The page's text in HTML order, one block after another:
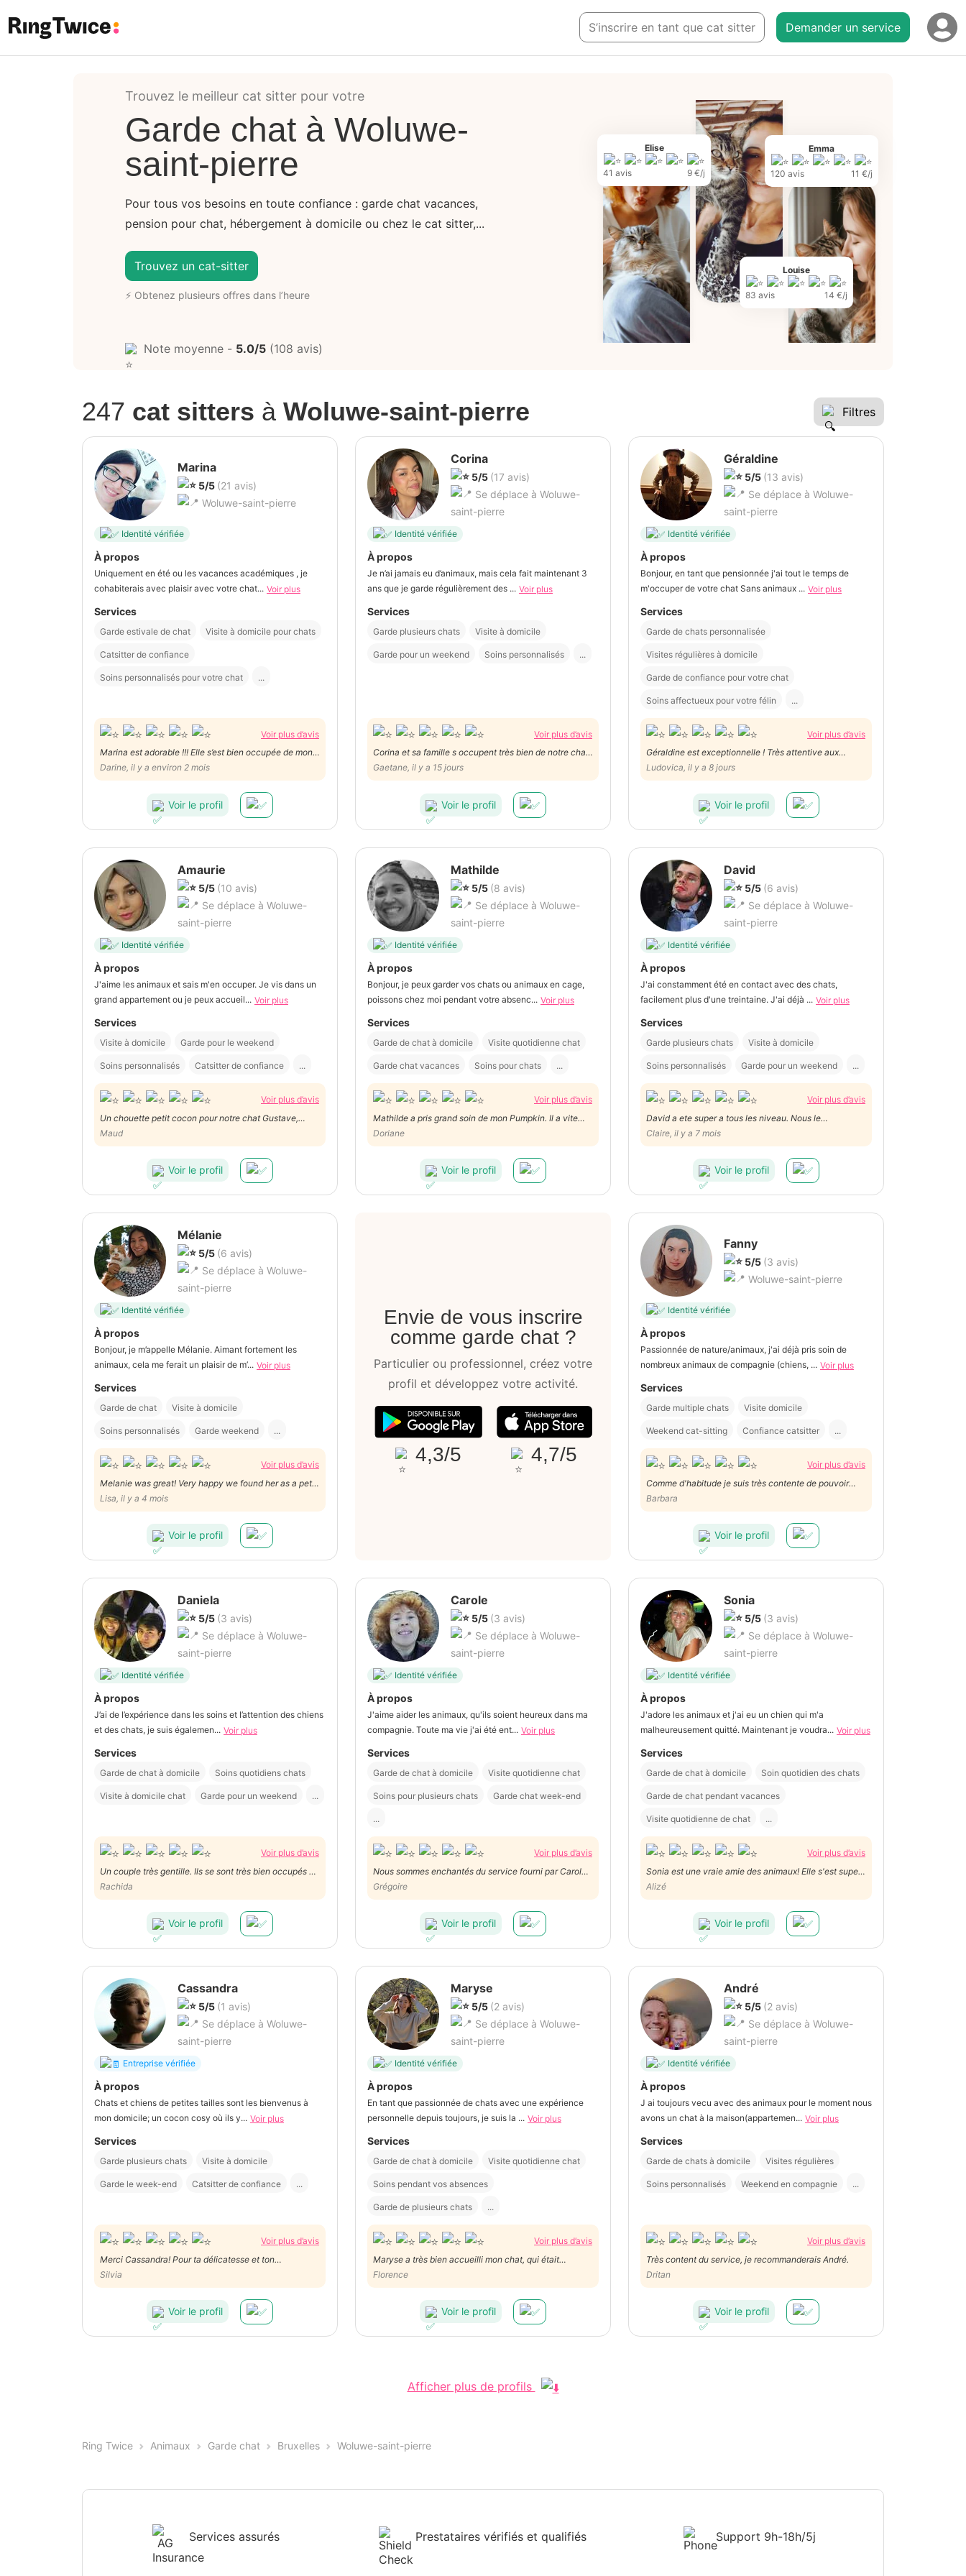
S’inscrire en tant que cat sitter Demander un service
Elise
41 avis 9 €/j
Louise
83 avis 14 €/j
Emma
120 avis 11 €/j
Trouvez le meilleur cat sitter pour votre
Garde chat à Woluwe-
saint-pierre
Pour tous vos besoins en toute confiance : garde chat vacances,
pension pour chat, hébergement à domicile ou chez le cat sitter,...
Trouvez un cat-sitter
⚡ Obtenez plusieurs offres dans l’heure
Note moyenne - 5.0/5 (108 avis)
247 cat sitters à Woluwe-saint-pierre Filtres
Marina
5/5 (21 avis)
Woluwe-saint-pierre
Identité vérifiée
À propos
Uniquement en été ou les vacances académiques , je
cohabiterais avec plaisir avec votre chat... Voir plus
Services
Garde estivale de chat Visite à domicile pour chats
Catsitter de confiance
Soins personnalisés pour votre chat ...
Voir plus d’avis
Marina est adorable !!! Elle s’est bien occupée de mon
chat, c’est comme si il était à l’hôtel. Encore merci
Marina. Je recommande à 100%.
Darine, il y a environ 2 mois
Voir le profil
Corina
5/5 (17 avis)
Se déplace à Woluwe-
saint-pierre
Identité vérifiée
À propos
Je n’ai jamais eu d’animaux, mais cela fait maintenant 3
ans que je garde régulièrement des ... Voir plus
Services
Garde plusieurs chats Visite à domicile
Garde pour un weekend Soins personnalisés ...
Voir plus d’avis
Corina et sa famille s occupent très bien de notre chat
âgé qui a besoin de beaucoup de caresses. Il reviendra
bientôt 😻
Gaetane, il y a 15 jours
Voir le profil
Géraldine
5/5 (13 avis)
Se déplace à Woluwe-
saint-pierre
Identité vérifiée
À propos
Bonjour, en tant que pensionnée j'ai tout le temps de
m'occuper de votre chat Sans animaux ... Voir plus
Services
Garde de chats personnalisée
Visites régulières à domicile
Garde de confiance pour votre chat
Soins affectueux pour votre félin ...
Voir plus d’avis
Géraldine est exceptionnelle ! Très attentive aux
besoin de mon chat, douce, fiable. On voit qu’elle aime
les chats et qu’elle s’en occupe avec beaucoup
Ludovica, il y a 8 jours
Voir le profil
Amaurie
5/5 (10 avis)
Se déplace à Woluwe-
saint-pierre
Identité vérifiée
À propos
J'aime les animaux et sais m'en occuper. Je vis dans un
grand appartement ou je peux accueil... Voir plus
Services
Visite à domicile Garde pour le weekend
Soins personnalisés Catsitter de confiance ...
Voir plus d’avis
Un chouette petit cocon pour notre chat Gustave,
Amaurie en a bien pris soin et nous la recommendons
chaleureusement.
Maud
Voir le profil
Mathilde
5/5 (8 avis)
Se déplace à Woluwe-
saint-pierre
Identité vérifiée
À propos
Bonjour, je peux garder vos chats ou animaux en cage,
poissons chez moi pendant votre absenc... Voir plus
Services
Garde de chat à domicile Visite quotidienne chat
Garde chat vacances Soins pour chats ...
Voir plus d’avis
Mathilde a pris grand soin de mon Pumpkin. Il a vite
trouvé ses repères et reçu sa dose journalière de
câlins. Mathilde m’a régulièrement envoyé de ses
nouvelles. Merci beaucoup 😊
Doriane
Voir le profil
David
5/5 (6 avis)
Se déplace à Woluwe-
saint-pierre
Identité vérifiée
À propos
J'ai constamment été en contact avec des chats,
facilement plus d'une treintaine. J'ai déjà ... Voir plus
Services
Garde plusieurs chats Visite à domicile
Soins personnalisés Garde pour un weekend ...
Voir plus d’avis
David a ete super a tous les niveau. Nous le
remercions!
Claire, il y a 7 mois
Voir le profil
Mélanie
5/5 (6 avis)
Se déplace à Woluwe-
saint-pierre
Identité vérifiée
À propos
Bonjour, je m’appelle Mélanie. Aimant fortement les
animaux, cela me ferait un plaisir de m’... Voir plus
Services
Garde de chat Visite à domicile
Soins personnalisés Garde weekend ...
Voir plus d’avis
Melanie was great! Very happy we found her as a pet
sitter, very patient and good with our cat who has to
take medication, absolutely would recommend ☺️🙏
Lisa, il y a 4 mois
Voir le profil
Envie de vous inscrire
comme garde chat ?
Particulier ou professionnel, créez votre
profil et développez votre activité.
4,3/5 4,7/5
Fanny
5/5 (3 avis)
Woluwe-saint-pierre
Identité vérifiée
À propos
Passionnée de nature/animaux, j'ai déjà pris soin de
nombreux animaux de compagnie (chiens, ... Voir plus
Services
Garde multiple chats Visite domicile
Weekend cat-sitting Confiance catsitter ...
Voir plus d’avis
Comme d'habitude je suis très contente de pouvoir
compter sur Fanny pour mes petits poilus quand je ne
suis pas la! Merci!!
Barbara
Voir le profil
Daniela
5/5 (3 avis)
Se déplace à Woluwe-
saint-pierre
Identité vérifiée
À propos
J’ai de l’expérience dans les soins et l’attention des chiens
et des chats, je suis égalemen... Voir plus
Services
Garde de chat à domicile Soins quotidiens chats
Visite à domicile chat Garde pour un weekend ...
Voir plus d’avis
Un couple très gentille. Ils se sont très bien occupés de
ma petite Luna. Ils envoient des vidéos et des photos,
nous tiennent au courant. Merci à Daniela et Joel
d'avoir pris soin de ma petite Luna 😊
Rachida
Voir le profil
Carole
5/5 (3 avis)
Se déplace à Woluwe-
saint-pierre
Identité vérifiée
À propos
J'aime aider les animaux, qu'ils soient heureux dans ma
compagnie. Toute ma vie j'ai été ent... Voir plus
Services
Garde de chat à domicile Visite quotidienne chat
Soins pour plusieurs chats Garde chat week-end
...
Voir plus d’avis
Nous sommes enchantés du service fourni par Carole !
Notre chat a visiblement apprécié ses petites
vacances, et nous, nous étions heureux de recevoir
régulièrement des nouvelles et des photos. Nous
referons appel à Carole sans hésitation !
Grégoire
Voir le profil
Sonia
5/5 (3 avis)
Se déplace à Woluwe-
saint-pierre
Identité vérifiée
À propos
J'adore les animaux et j'ai eu un chien qui m'a
malheureusement quitté. Maintenant je voudra... Voir plus
Services
Garde de chat à domicile Soin quotidien des chats
Garde de chat pendant vacances
Visite quotidienne de chat ...
Voir plus d’avis
Sonia est une vraie amie des animaux! Elle s'est super
bien occupée de mon chat en s'adaptant à son
caractère peureux. Merci mille fois encore!
Alizé
Voir le profil
Cassandra
5/5 (1 avis)
Se déplace à Woluwe-
saint-pierre
Entreprise vérifiée
À propos
Chats et chiens de petites tailles sont les bienvenus à
mon domicile; un cocon cosy où ils y... Voir plus
Services
Garde plusieurs chats Visite à domicile
Garde le week-end Catsitter de confiance ...
Voir plus d’avis
Merci Cassandra! Pour ta délicatesse et ton
professionnalisme. Notre chaton s’est senti tout suite
chez lui! Très contente!
Silvia
Voir le profil
Maryse
5/5 (2 avis)
Se déplace à Woluwe-
saint-pierre
Identité vérifiée
À propos
En tant que passionnée de chats avec une expérience
personnelle depuis toujours, je suis la ... Voir plus
Services
Garde de chat à domicile Visite quotidienne chat
Soins pendant vos absences
Garde de plusieurs chats ...
Voir plus d’avis
Maryse a très bien accueilli mon chat, qui était
visiblement tranquille quand je suis revenue. Bonne
communication, merci!
Florence
Voir le profil
André
5/5 (2 avis)
Se déplace à Woluwe-
saint-pierre
Identité vérifiée
À propos
J ai toujours vecu avec des animaux pour le moment nous
avons un chat à la maison(appartemen... Voir plus
Services
Garde de chats à domicile Visites régulières
Soins personnalisés Weekend en compagnie ...
Voir plus d’avis
Très content du service, je recommanderais André.
Dritan
Voir le profil
Afficher plus de profils
Ring Twice Animaux Garde chat Bruxelles Woluwe-saint-pierre
Services assurés Prestataires vérifiés et qualifiés Support 9h-18h/5j